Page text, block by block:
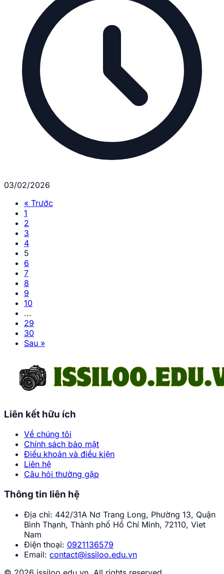
Avatar
Avatar thần bí khơi dậy sức hút từ vẻ đẹp huyền
ảo sâu lắng
03/02/2026
« Trước
3
4
7
9
10
...
29
30
Liên kết hữu ích